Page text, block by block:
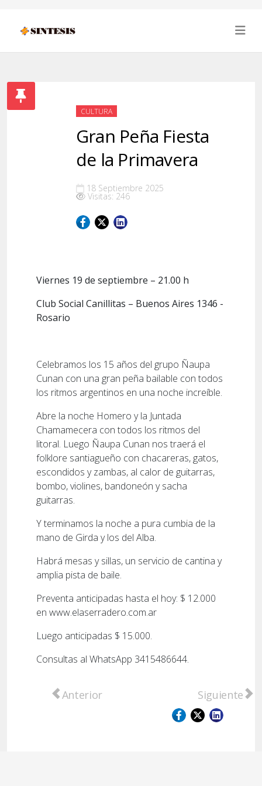
CULTURA
Gran Peña Fiesta
de la Primavera
18 Septiembre 2025
Visitas: 246
Viernes 19 de septiembre – 21.00 h
Club Social Canillitas – Buenos Aires 1346 -
Rosario
Celebramos los 15 años del grupo Ñaupa
Cunan con una gran peña bailable con todos
los ritmos argentinos en una noche increíble.
Abre la noche Homero y la Juntada
Chamamecera con todos los ritmos del
litoral. Luego Ñaupa Cunan nos traerá el
folklore santiagueño con chacareras, gatos,
escondidos y zambas, al calor de guitarras,
bombo, violines, bandoneón y sacha
guitarras.
Y terminamos la noche a pura cumbia de la
mano de Girda y los del Alba.
Habrá mesas y sillas, un servicio de cantina y
amplia pista de baile.
Preventa anticipadas hasta el hoy: $ 12.000
en www.elaserradero.com.ar
Luego anticipadas $ 15.000.
Consultas al WhatsApp 3415486644.
Artículo anterior: Upalleros, “Alma Nativa”
Anterior Artículo
Siguiente